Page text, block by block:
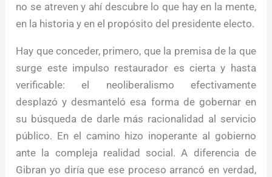
no se atreven y ahí descubre lo que hay en la mente,
en la historia y en el propósito del presidente electo.
Hay que conceder, primero, que la premisa de la que
surge este impulso restaurador es cierta y hasta
verificable: el neoliberalismo efectivamente
desplazó y desmanteló esa forma de gobernar en
su búsqueda de darle más racionalidad al servicio
público. En el camino hizo inoperante al gobierno
ante la compleja realidad social. A diferencia de
Gibran yo diría que ese proceso arrancó en verdad,